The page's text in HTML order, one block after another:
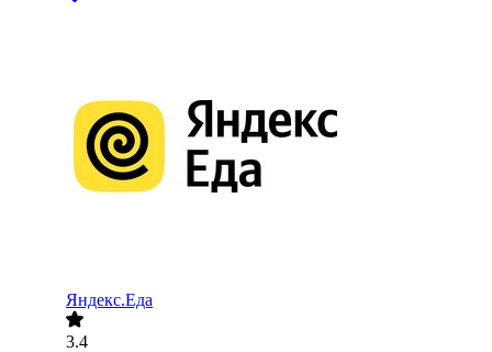
Яндекс.Еда
3.4